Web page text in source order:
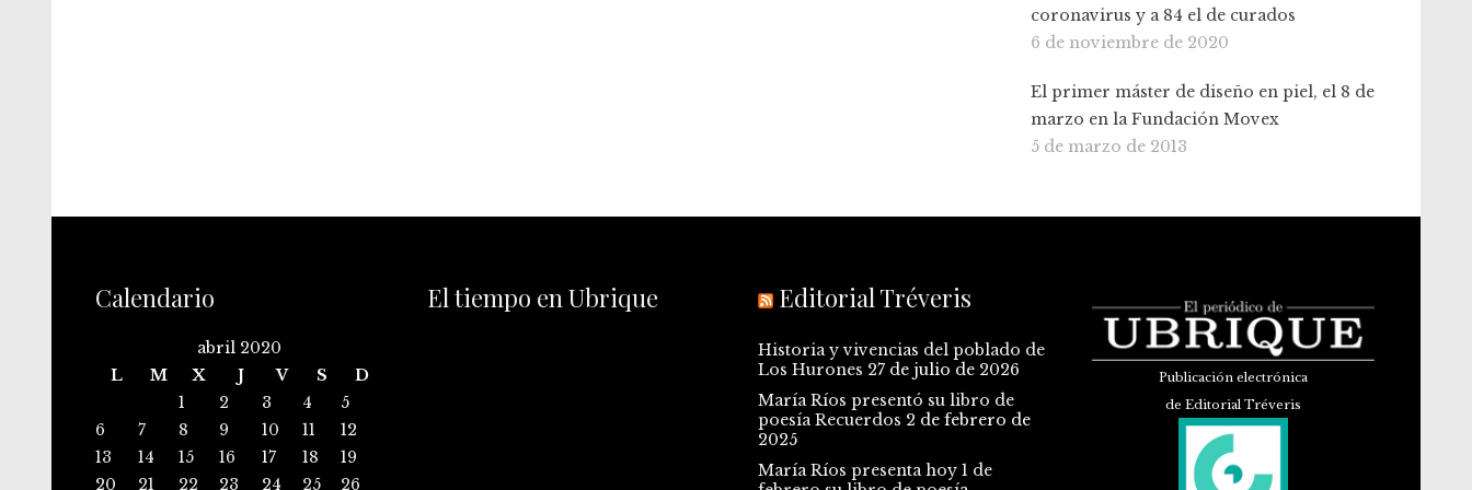
coronavirus y a 84 el de curados
6 de noviembre de 2020
El primer máster de diseño en piel, el 8 de
marzo en la Fundación Movex
5 de marzo de 2013
Calendario
abril 2020
L
M X J V S
D
1
2 3 4
5
6
7 8 9 10 11
12
13
14 15 16 17 18
19
20
21 22 23 24 25 26
El tiempo en Ubrique Editorial Tréveris
Historia y vivencias del poblado de
Los Hurones 27 de julio de 2026
María Ríos presentó su libro de
poesía Recuerdos 2 de febrero de
2025
María Ríos presenta hoy 1 de
Publicación electrónica
de Editorial Tréveris